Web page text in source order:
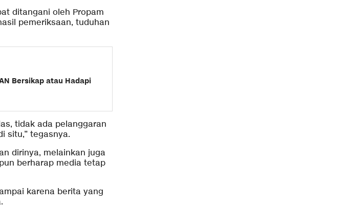
ditangani oleh Propam
pemeriksaan, tuduhan
Bersikap atau Hadapi
tidak ada pelanggaran
situ,” tegasnya.
dirinya, melainkan juga
berharap media tetap
karena berita yang